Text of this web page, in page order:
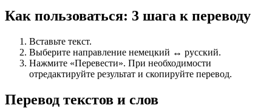
Как пользоваться: 3 шага к переводу
Вставьте текст.
Выберите направление немецкий ↔ русский.
Нажмите «Перевести». При необходимости
отредактируйте результат и скопируйте перевод.
Перевод текстов и слов